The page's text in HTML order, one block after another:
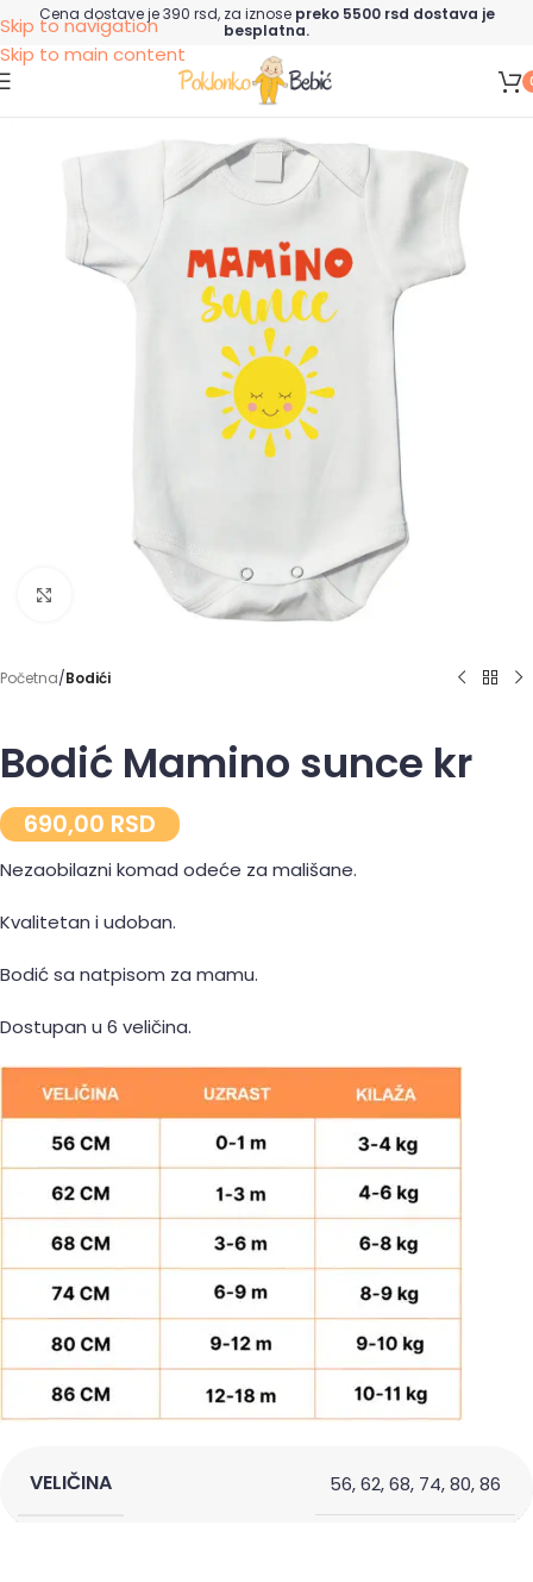
Skip to navigation
Skip to main content
Cena dostave je 390 rsd, za iznose preko 5500 rsd dostava je
besplatna.
Click to enlarge
Početna Bodići
Bodić Mamino sunce kr
690,00 RSD
Nezaobilazni komad odeće za mališane.
Kvalitetan i udoban.
Bodić sa natpisom za mamu.
Dostupan u 6 veličina.
VELIČINA 56,62,68, 74,80,86